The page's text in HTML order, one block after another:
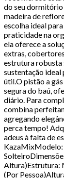
do seu
madeira de
escolha ideal
praticidade na
ela oferece a
extras,
estrutura robusta
sustentação ideal
útil.O pistão a
segura do baú,
diário. Para
combina
agregando
perca tempo!
adeus à falta de
KazaMixModelo:
Altura)Estrutura:
(Por